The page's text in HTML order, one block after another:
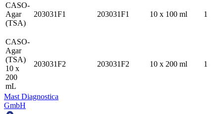
CASO-
Agar
(TSA)
203031F1 203031F1 10 x 100 ml 1
CASO-
Agar
(TSA)
10 x
200
mL
203031F2 203031F2 10 x 200 ml 1
Mast Diagnostica
GmbH